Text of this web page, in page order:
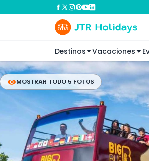
Destinos Vacaciones
MOSTRAR TODO 5 FOTOS